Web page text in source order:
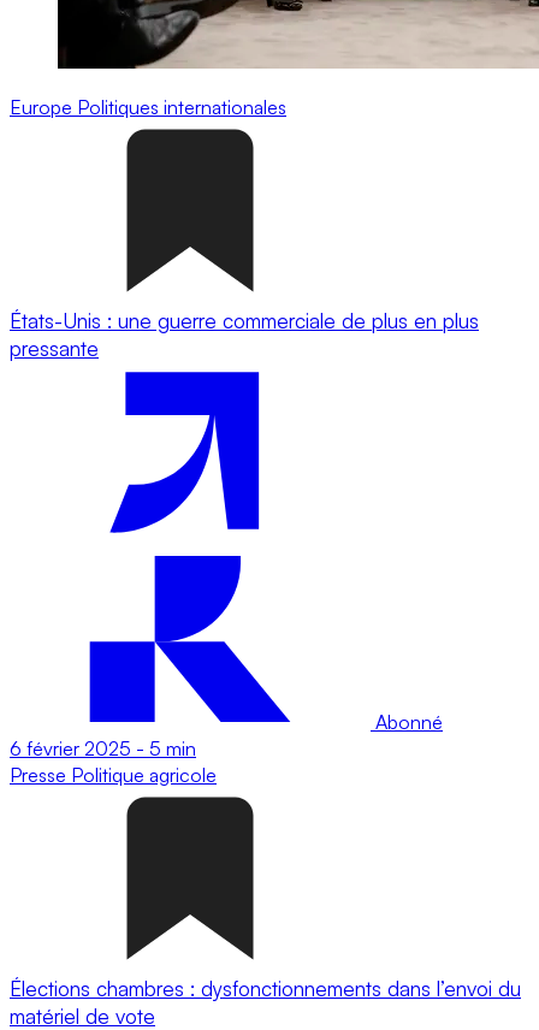
Europe Politiques internationales
États-Unis : une guerre commerciale de plus en plus
pressante
Abonné
6 février 2025 - 5 min
Presse Politique agricole
Élections chambres : dysfonctionnements dans l’envoi du
matériel de vote